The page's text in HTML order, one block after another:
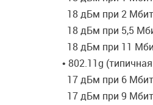
18 дБм при 2
18 дБм при 5,5
18 дБм при 11
• 802.11g
17 дБм при 6
17 дБм при 9